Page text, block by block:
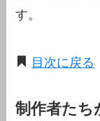
す。
目次に戻る
制作者たち